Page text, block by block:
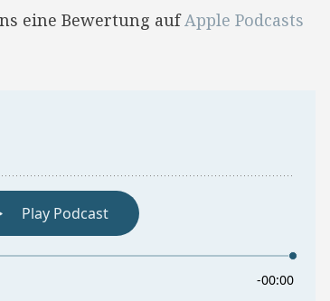
eine Bewertung aufApple Podcasts